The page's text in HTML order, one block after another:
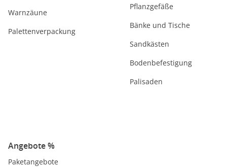
Warnzäune
Palettenverpackung
Pflanzgefäße
Bänke und Tische
Sandkästen
Bodenbefestigung
Palisaden
Angebote %
Paketangebote